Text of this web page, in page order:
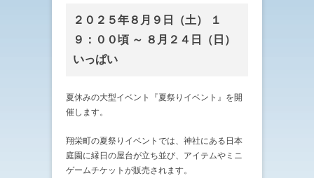
２０２５年８月９日（土） １
９：００頃 ～ ８月２４日（日）
いっぱい
夏休みの大型イベント『夏祭りイベント』を開
催します。
翔栄町の夏祭りイベントでは、神社にある日本
庭園に縁日の屋台が立ち並び、アイテムやミニ
ゲームチケットが販売されます。